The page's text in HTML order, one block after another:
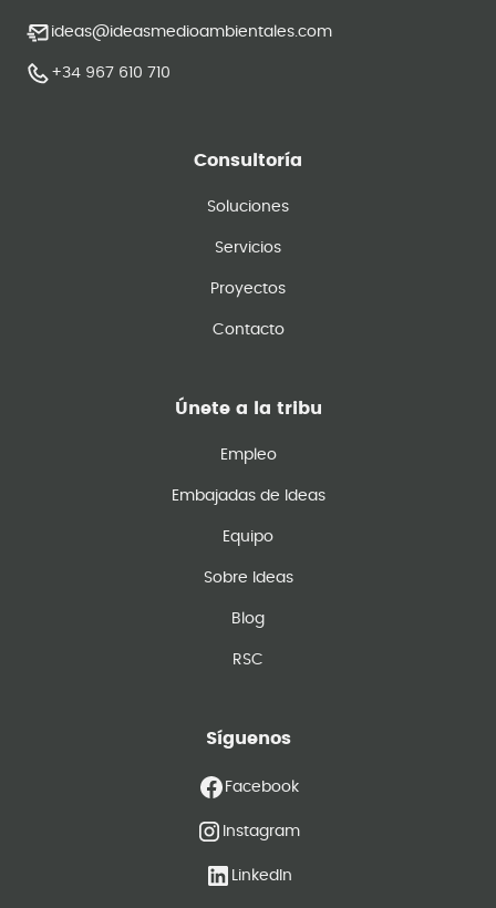
ideas@ideasmedioambientales.com
+34 967 610 710
Consultoría
Soluciones
Servicios
Proyectos
Contacto
Únete a la tribu
Empleo
Embajadas de Ideas
Equipo
Sobre Ideas
Blog
RSC
Síguenos
Facebook
Instagram
LinkedIn